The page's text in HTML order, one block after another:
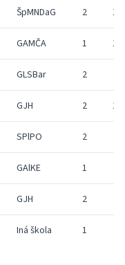
ŠpMNDaG 2 19
GAMČA 1 14
GLSBar 2
GJH 2 16
SPlPO 2
GAlKE 1
GJH 2
Iná škola 1